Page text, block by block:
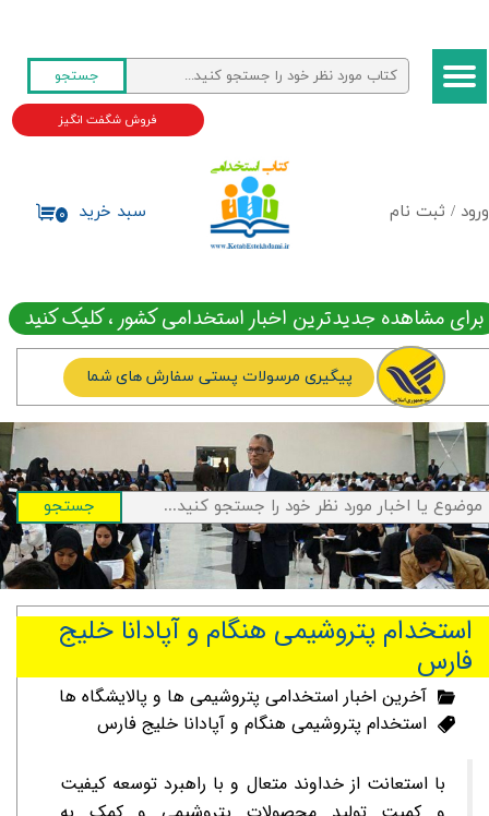
ورود / ثبت نام
حساب کاربری من
تغییر گذر واژه
جستجو
۰ سبد خرید
فروش شگفت انگیز
برای مشاهده جدیدترین اخبار استخدامی کشور ، کلیک کنید
پیگیری مرسولات پستی سفارش های شما
جستجو
استخدام پتروشیمی هنگام و آپادانا خلیج
فارس
آخرین اخبار استخدامی پتروشیمی ها و پالایشگاه ها
استخدام پتروشیمی هنگام و آپادانا خلیج فارس
با استعانت از خداوند متعال و با راهبرد توسعه کیفیت